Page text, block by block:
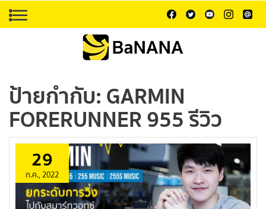
ป้ายกำกับ:GARMIN
FORERUNNER 955 รีวิว
29
ก.ค., 2022